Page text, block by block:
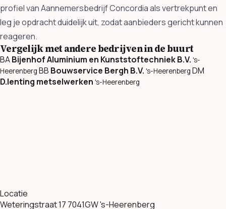
profiel van Aannemersbedrijf Concordia als vertrekpunt en
leg je opdracht duidelijk uit, zodat aanbieders gericht kunnen
reageren.
Vergelijk met andere bedrijven in de buurt
BABijenhof Aluminium en Kunststoftechniek B.V. 's-
Heerenberg BB Bouwservice Bergh B.V. 's-Heerenberg DM
D.lenting metselwerken 's-Heerenberg
Locatie
Weteringstraat 17 7041GW 's-Heerenberg